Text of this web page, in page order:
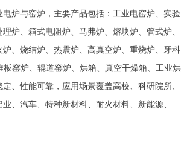
炉与窑炉，主要产品包括：工业电窑炉、实验
炉、箱式电阻炉、马弗炉、熔块炉、管式炉、
、烧结炉、热震炉、高真空炉、重烧炉、牙科
窑炉、辊道窑炉、烘箱、真空干燥箱、工业烘
性能可靠，应用场景覆盖高校、科研院所、
、汽车、特种新材料、耐火材料、新能源、航
口至海外多个国家和地区。 近年来，公司通
理体系认证，主营业务收入保持稳步增长，国